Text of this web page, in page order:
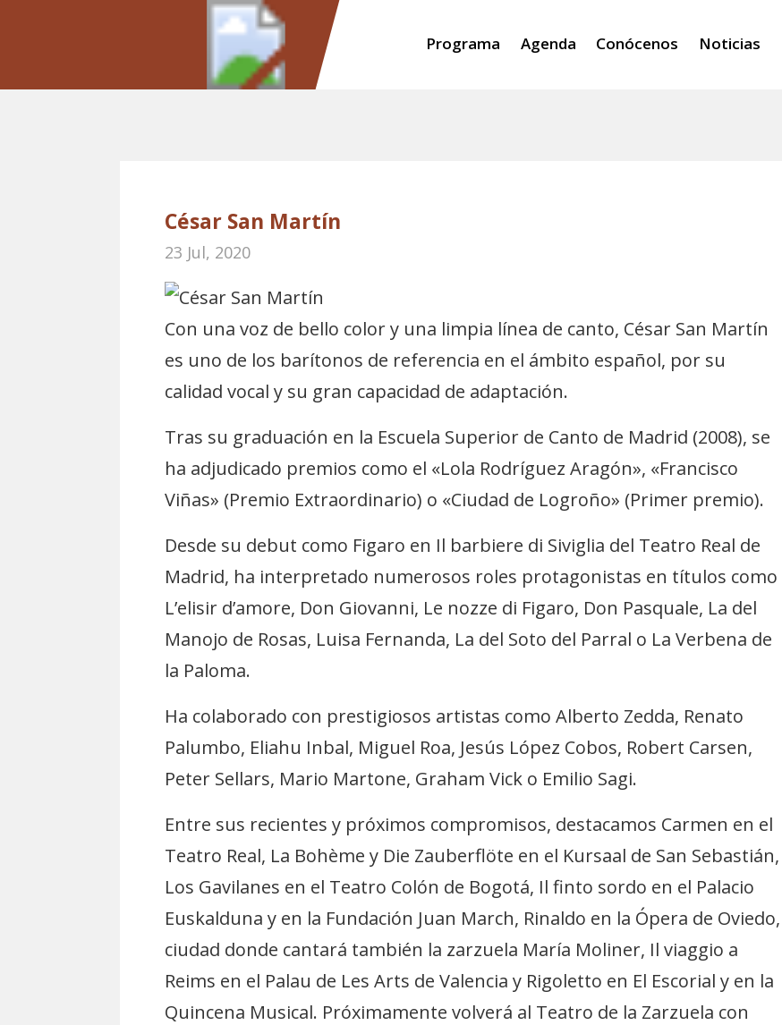
Programa Agenda Conócenos Noticias
César San Martín
23 Jul, 2020
Con una voz de bello color y una limpia línea de canto, César San Martín
es uno de los barítonos de referencia en el ámbito español, por su
calidad vocal y su gran capacidad de adaptación.
Tras su graduación en la Escuela Superior de Canto de Madrid (2008), se
ha adjudicado premios como el «Lola Rodríguez Aragón», «Francisco
Viñas» (Premio Extraordinario) o «Ciudad de Logroño» (Primer premio).
Desde su debut como Figaro en Il barbiere di Siviglia del Teatro Real de
Madrid, ha interpretado numerosos roles protagonistas en títulos como
L’elisir d’amore, Don Giovanni, Le nozze di Figaro, Don Pasquale, La del
Manojo de Rosas, Luisa Fernanda, La del Soto del Parral o La Verbena de
la Paloma.
Ha colaborado con prestigiosos artistas como Alberto Zedda, Renato
Palumbo, Eliahu Inbal, Miguel Roa, Jesús López Cobos, Robert Carsen,
Peter Sellars, Mario Martone, Graham Vick o Emilio Sagi.
Entre sus recientes y próximos compromisos, destacamos Carmen en el
Teatro Real, La Bohème y Die Zauberflöte en el Kursaal de San Sebastián,
Los Gavilanes en el Teatro Colón de Bogotá, Il finto sordo en el Palacio
Euskalduna y en la Fundación Juan March, Rinaldo en la Ópera de Oviedo,
ciudad donde cantará también la zarzuela María Moliner, Il viaggio a
Reims en el Palau de Les Arts de Valencia y Rigoletto en El Escorial y en la
Quincena Musical. Próximamente volverá al Teatro de la Zarzuela con